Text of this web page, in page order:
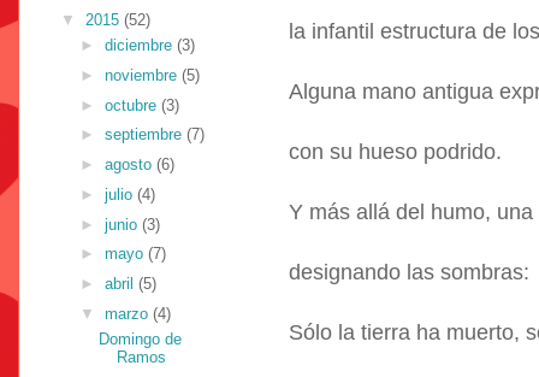
la infantil estructura de
Alguna mano antigua
con su hueso podrido.
Y más allá del humo, una
designando las sombras:
Sólo la tierra ha muerto,
▼ 2015 (52)
► diciembre (3)
► noviembre (5)
► octubre (3)
► septiembre (7)
► agosto (6)
► julio (4)
► junio (3)
► mayo (7)
► abril (5)
▼ marzo (4)
Domingo de
Ramos